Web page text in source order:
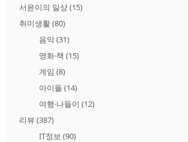
서윤이의 일상(15)
취미생활(80)
음악(31)
영화·책 (15)
게임 (8)
아이돌 (14)
여행·나들이 (12)
리뷰 (387)
IT정보 (90)